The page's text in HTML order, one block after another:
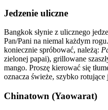
Jedzenie uliczne
Bangkok słynie z ulicznego
Pan/Pani na niemal każdym
koniecznie spróbować, należą:
zielonej papai), grillowane
mango. Proszę kierować się
oznacza świeże, szybko rotujące
Chinatown (Yaowarat)